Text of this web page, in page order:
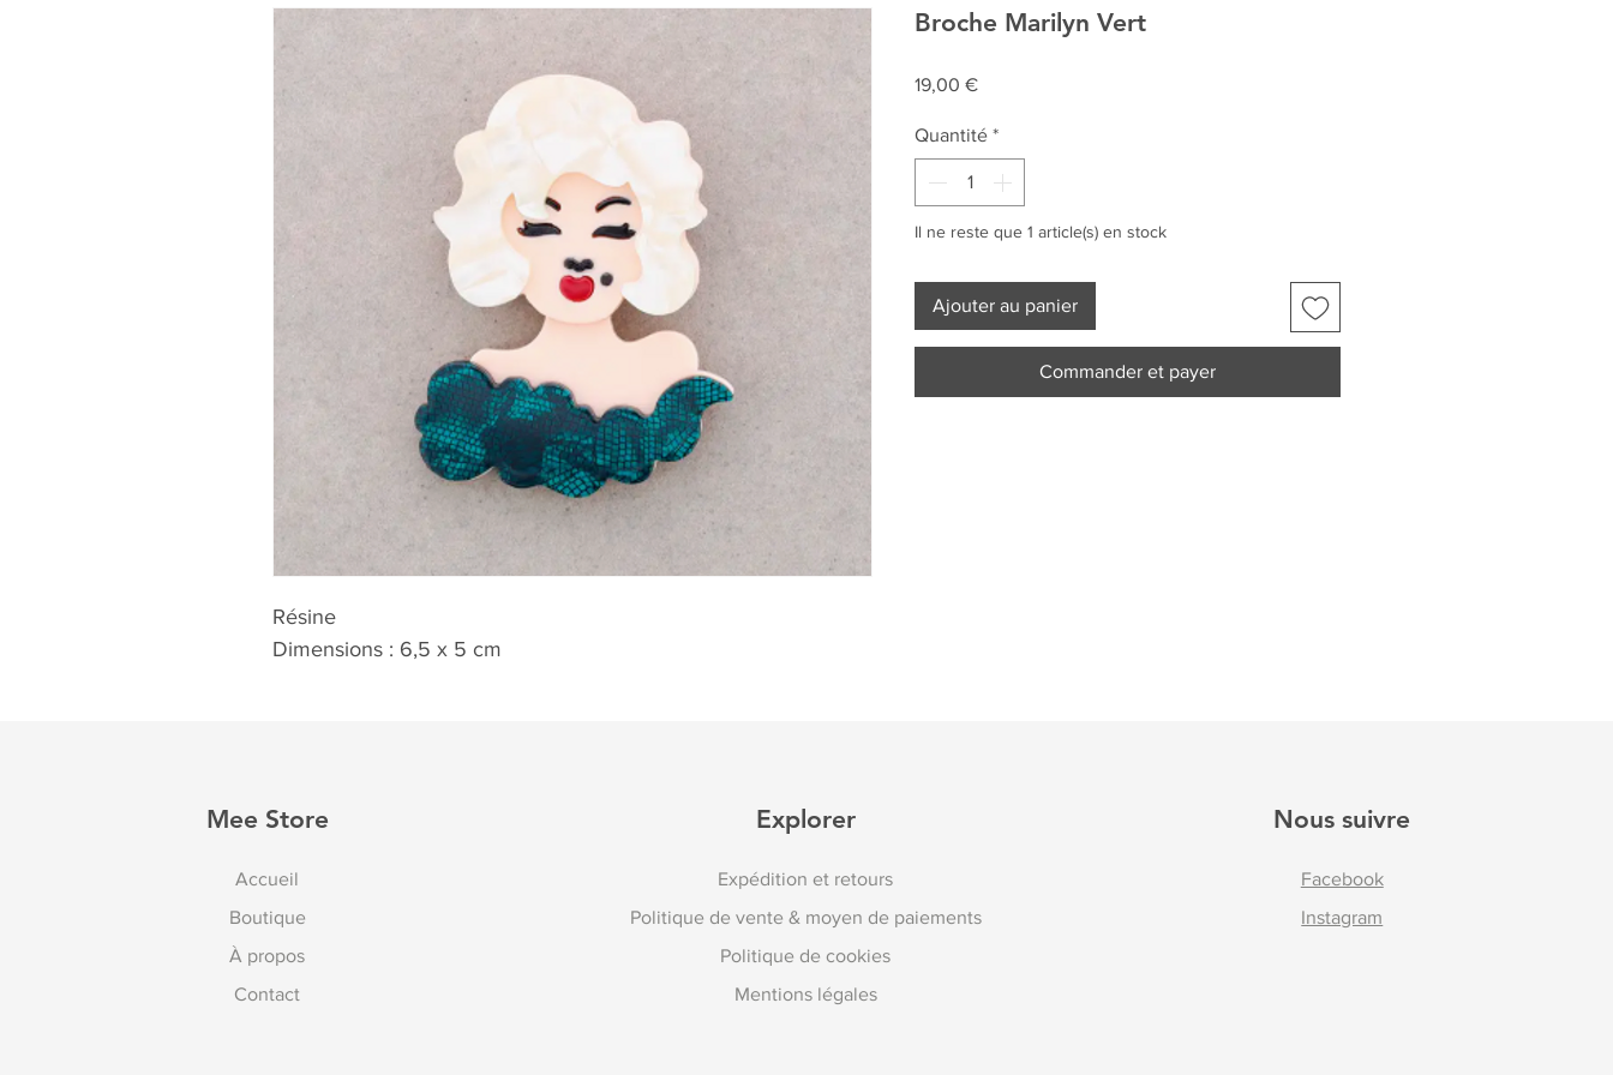
Résine
Dimensions : 6,5 x 5 cm
Broche Marilyn Vert
19,00 €Prix
Quantité *
Il ne reste que 1 article(s) en stock
Ajouter au panier
Commander et payer
Mee Store
Accueil
Boutique
À propos
Contact
Explorer
Expédition et retours
Politique de vente & moyen de paiements
Politique de cookies
Mentions légales
Nous suivre
Facebook
Instagram